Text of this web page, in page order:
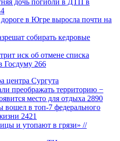
в Югре выросла почти на
собирать кедровые
иск об отмене списка
Госдуму 266
центра Сургута
преображать территорию −
место для отдыха 2890
в топ-7 федерального
2421
и утопают в грязи» //